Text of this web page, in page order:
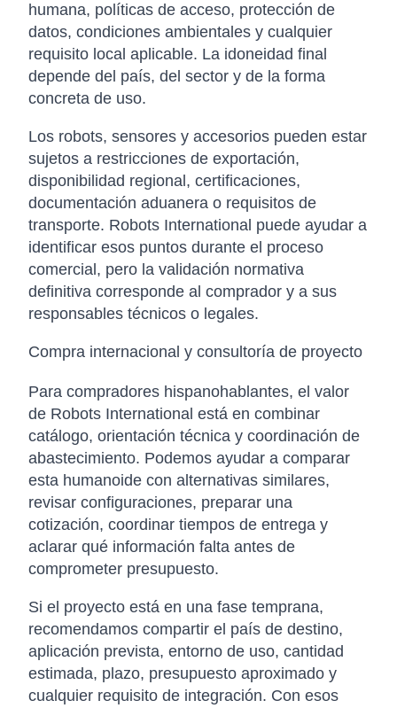
humana, políticas de acceso, protección de
datos, condiciones ambientales y cualquier
requisito local aplicable. La idoneidad final
depende del país, del sector y de la forma
concreta de uso.
Los robots, sensores y accesorios pueden estar
sujetos a restricciones de exportación,
disponibilidad regional, certificaciones,
documentación aduanera o requisitos de
transporte. Robots International puede ayudar a
identificar esos puntos durante el proceso
comercial, pero la validación normativa
definitiva corresponde al comprador y a sus
responsables técnicos o legales.
Compra internacional y consultoría de proyecto
Para compradores hispanohablantes, el valor
de Robots International está en combinar
catálogo, orientación técnica y coordinación de
abastecimiento. Podemos ayudar a comparar
esta humanoide con alternativas similares,
revisar configuraciones, preparar una
cotización, coordinar tiempos de entrega y
aclarar qué información falta antes de
comprometer presupuesto.
Si el proyecto está en una fase temprana,
recomendamos compartir el país de destino,
aplicación prevista, entorno de uso, cantidad
estimada, plazo, presupuesto aproximado y
cualquier requisito de integración. Con esos